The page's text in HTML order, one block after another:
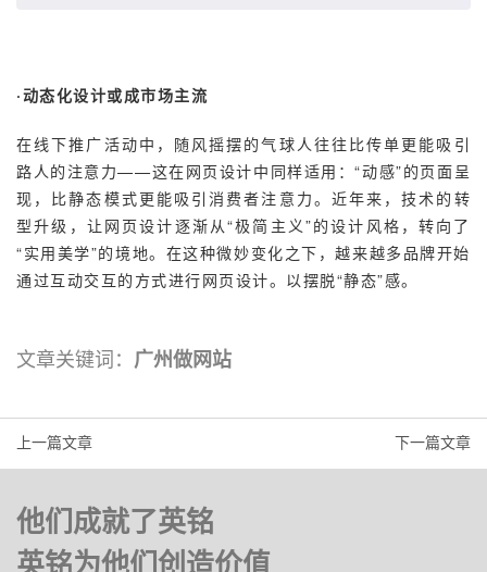
·动态化设计或成市场主流
在线下推广活动中，随风摇摆的气球人往往比传单更能吸引
路人的注意力——这在网页设计中同样适用：“动感”的页面呈
现，比静态模式更能吸引消费者注意力。近年来，技术的转
型升级，让网页设计逐渐从“极简主义”的设计风格，转向了
“实用美学”的境地。在这种微妙变化之下，越来越多品牌开始
通过互动交互的方式进行网页设计。以摆脱“静态”感。
文章关键词： 广州做网站
上一篇文章 下一篇文章
他们成就了英铭
英铭为他们创造价值